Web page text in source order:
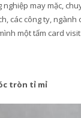
may mặc,
các công ty,
một tấm card
tròn tỉ mỉ